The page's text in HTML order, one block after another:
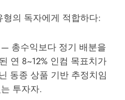
형의 독자에게 적합하다:
총수익보다 정기 배분을
연 8~12% 인컴 목표치가
동종 상품 기반 추정치임
투자자.